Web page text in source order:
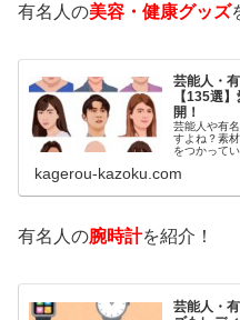
有名人の美容・健康グッズ
芸能人・
【135選
開！
芸能人や有
すよね？素
をつかって
いるのでし
kagerou-kazoku.com
有名人の腕時計を紹介！
芸能人・